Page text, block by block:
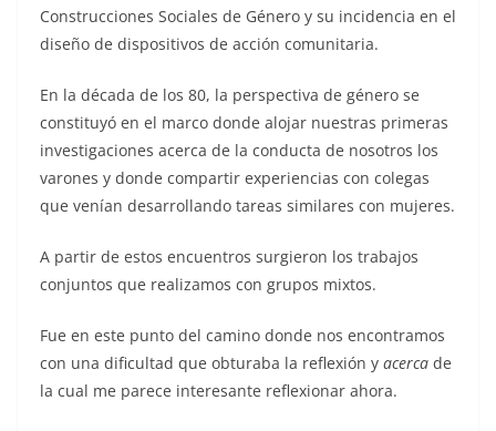
Construcciones Sociales de Género y su incidencia en el
diseño de dispositivos de acción comunitaria.
En la década de los 80, la perspectiva de género se
constituyó en el marco donde alojar nuestras primeras
investigaciones acerca de la conducta de nosotros los
varones y donde compartir experiencias con colegas
que venían desarrollando tareas similares con mujeres.
A partir de estos encuentros surgieron los trabajos
conjuntos que realizamos con grupos mixtos.
Fue en este punto del camino donde nos encontramos
con una dificultad que obturaba la reflexión y acerca de
la cual me parece interesante reflexionar ahora.